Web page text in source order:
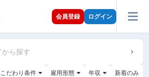
会員登録 ログイン
ら探す
こだわり条件 雇用形態 年収 新着のみ